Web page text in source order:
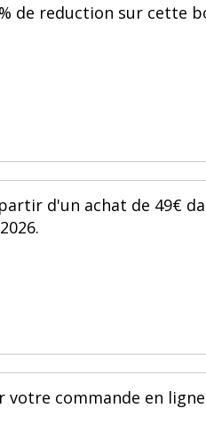
de reduction sur cette
d'un achat de 49€
votre commande en